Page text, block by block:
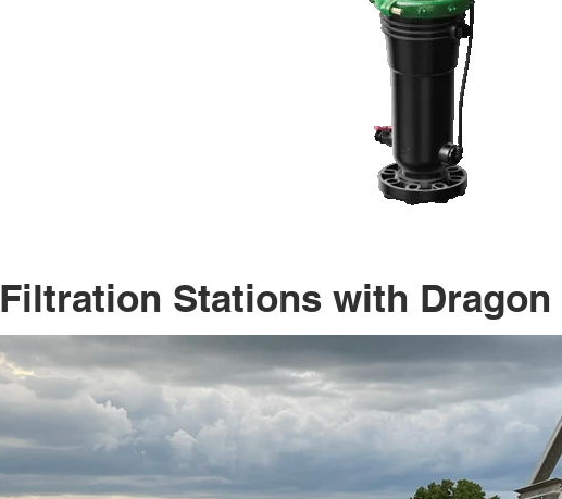
Filtration Stations with Dragon